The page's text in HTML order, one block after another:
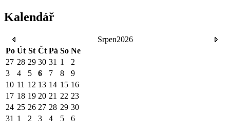
Kalendář
Srpen2026
Po Út St Čt Pá So Ne
27 28 29 30 31 1
2
3
4 5 6 7 8
9
10 11 12 13 14 15 16
17 18 19 20 21 22 23
24 25 26 27 28 29 30
31 1 2 3 4 5 6